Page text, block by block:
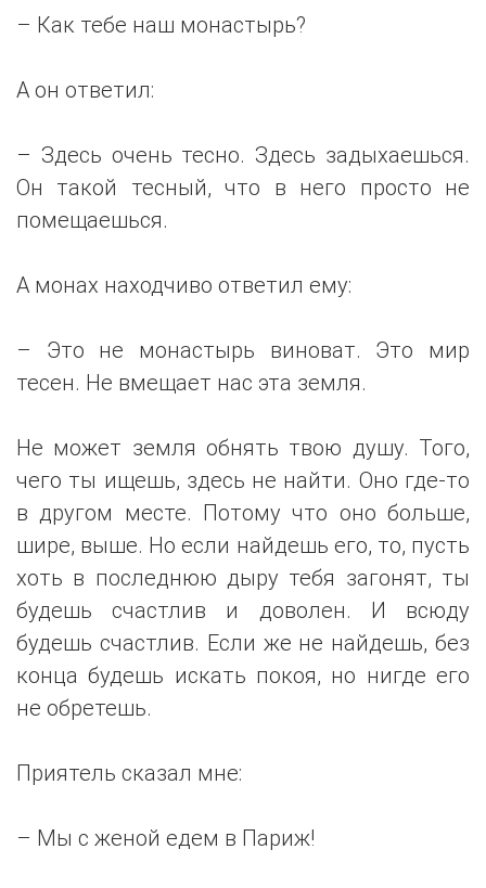
– Как тебе наш монастырь?
А он ответил:
– Здесь очень тесно. Здесь задыхаешься.
Он такой тесный, что в него просто не
помещаешься.
А монах находчиво ответил ему:
– Это не монастырь виноват. Это мир
тесен. Не вмещает нас эта земля.
Не может земля обнять твою душу. Того,
чего ты ищешь, здесь не найти. Оно где-то
в другом месте. Потому что оно больше,
шире, выше. Но если найдешь его, то, пусть
хоть в последнюю дыру тебя загонят, ты
будешь счастлив и доволен. И всюду
будешь счастлив. Если же не найдешь, без
конца будешь искать покоя, но нигде его
не обретешь.
Приятель сказал мне:
– Мы с женой едем в Париж!